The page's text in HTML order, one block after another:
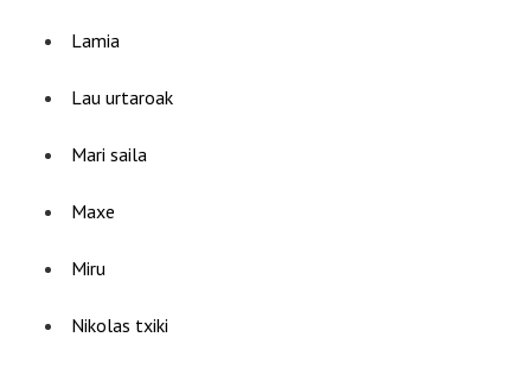
Lamia
Lau urtaroak
Mari saila
Maxe
Miru
Nikolas txiki